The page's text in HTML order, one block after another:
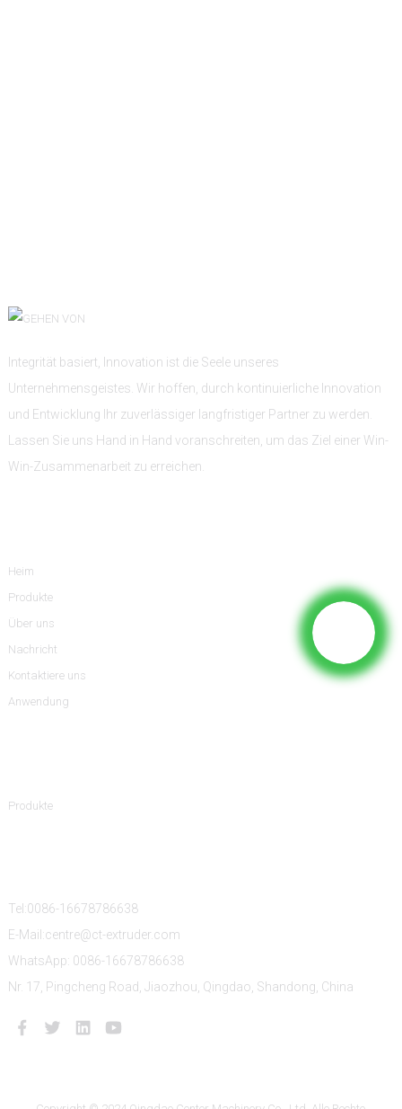
Integrität basiert, Innovation ist die Seele unseres
Unternehmensgeistes. Wir hoffen, durch kontinuierliche Innovation
und Entwicklung Ihr zuverlässiger langfristiger Partner zu werden.
Lassen Sie uns Hand in Hand voranschreiten, um das Ziel einer Win-
Win-Zusammenarbeit zu erreichen.
Heim
Produkte
Über uns
Nachricht
Kontaktiere uns
Anwendung
Produkte
Tel:0086-16678786638
E-Mail:centre@ct-extruder.com
WhatsApp: 0086-16678786638
Nr. 17, Pingcheng Road, Jiaozhou, Qingdao, Shandong, China